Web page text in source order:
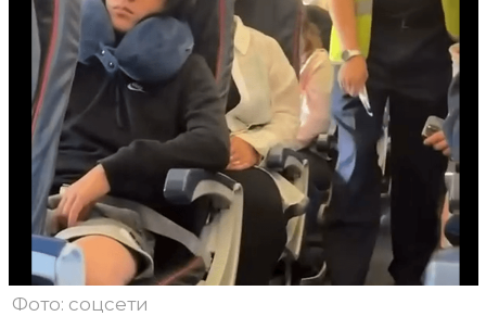
Фото: соцсети